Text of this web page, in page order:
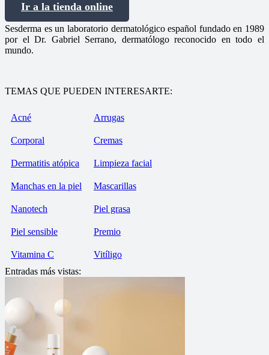
Ir a la tienda online
Sesderma es un laboratorio dermatológico español fundado en 1989
por el Dr. Gabriel Serrano, dermatólogo reconocido en todo el
mundo.
TEMAS QUE PUEDEN INTERESARTE:
Acné Arrugas
Corporal Cremas
Dermatitis atópica Limpieza facial
Manchas en la piel Mascarillas
Nanotech Piel grasa
Piel sensible Premio
Vitamina C
Vitíligo
Entradas más vistas: